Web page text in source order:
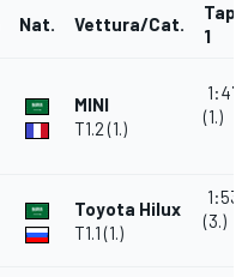
Nat. Vettura/Cat.
1
MINI
T1.2 (1.)
(1.)
Toyota Hilux
T1.1 (1.)
(3.)